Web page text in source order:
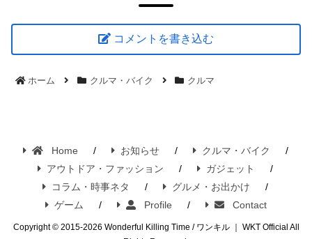
コメントを書き込む
ホーム クルマ・バイク クルマ
Home お知らせ
クルマ・バイク
アウトドア・ファッション
ガジェット
コラム・時事ネタ
グルメ・お出かけ
ゲーム
Profile Contact
Copyright © 2015-2026 Wonderful Killing Time / ワンキル ｜ WKT Official All